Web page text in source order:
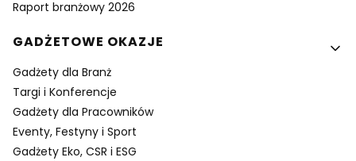
Raport branżowy 2026
GADŻETOWE OKAZJE
Gadżety dla Branż
Targi i Konferencje
Gadżety dla Pracowników
Eventy, Festyny i Sport
Gadżety Eko, CSR i ESG